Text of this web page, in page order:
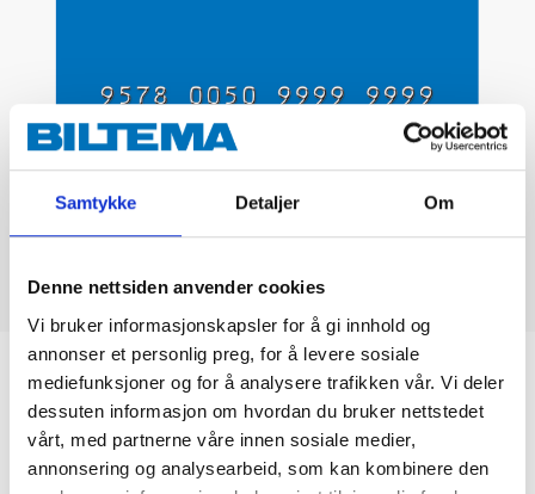
Samtykke Detaljer Om
Denne nettsiden anvender cookies
Vi bruker informasjonskapsler for å gi innhold og
annonser et personlig preg, for å levere sosiale
mediefunksjoner og for å analysere trafikken vår. Vi deler
dessuten informasjon om hvordan du bruker nettstedet
vårt, med partnerne våre innen sosiale medier,
annonsering og analysearbeid, som kan kombinere den
Biltemakortet